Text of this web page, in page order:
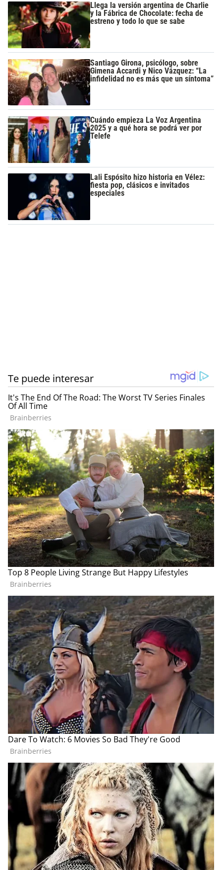
Llega la versión argentina de Charlie
y la Fábrica de Chocolate: fecha de
estreno y todo lo que se sabe
Santiago Girona, psicólogo, sobre
Gimena Accardi y Nico Vázquez: “La
infidelidad no es más que un síntoma”
Cuándo empieza La Voz Argentina
2025 y a qué hora se podrá ver por
Telefe
Lali Espósito hizo historia en Vélez:
fiesta pop, clásicos e invitados
especiales